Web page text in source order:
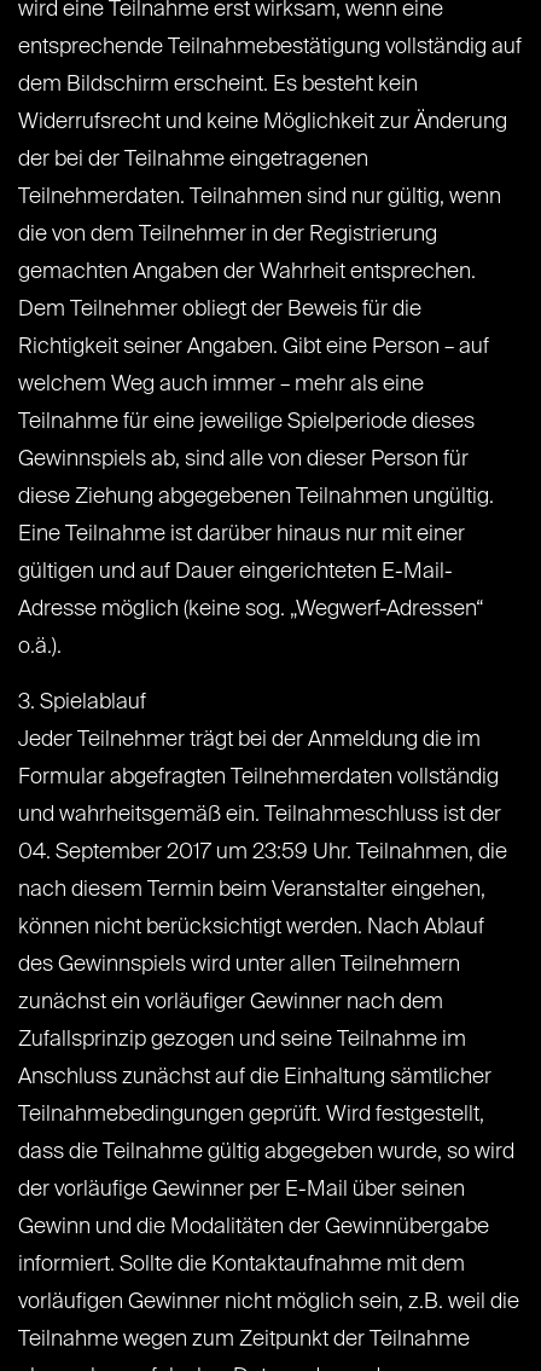
wird eine Teilnahme erst wirksam, wenn eine
entsprechende Teilnahmebestätigung vollständig auf
dem Bildschirm erscheint. Es besteht kein
Widerrufsrecht und keine Möglichkeit zur Änderung
der bei der Teilnahme eingetragenen
Teilnehmerdaten. Teilnahmen sind nur gültig, wenn
die von dem Teilnehmer in der Registrierung
gemachten Angaben der Wahrheit entsprechen.
Dem Teilnehmer obliegt der Beweis für die
Richtigkeit seiner Angaben. Gibt eine Person – auf
welchem Weg auch immer – mehr als eine
Teilnahme für eine jeweilige Spielperiode dieses
Gewinnspiels ab, sind alle von dieser Person für
diese Ziehung abgegebenen Teilnahmen ungültig.
Eine Teilnahme ist darüber hinaus nur mit einer
gültigen und auf Dauer eingerichteten E-Mail-
Adresse möglich (keine sog. „Wegwerf-Adressen“
o.ä.).
3. Spielablauf
Jeder Teilnehmer trägt bei der Anmeldung die im
Formular abgefragten Teilnehmerdaten vollständig
und wahrheitsgemäß ein. Teilnahmeschluss ist der
04. September 2017 um 23:59 Uhr. Teilnahmen, die
nach diesem Termin beim Veranstalter eingehen,
können nicht berücksichtigt werden. Nach Ablauf
des Gewinnspiels wird unter allen Teilnehmern
zunächst ein vorläufiger Gewinner nach dem
Zufallsprinzip gezogen und seine Teilnahme im
Anschluss zunächst auf die Einhaltung sämtlicher
Teilnahmebedingungen geprüft. Wird festgestellt,
dass die Teilnahme gültig abgegeben wurde, so wird
der vorläufige Gewinner per E-Mail über seinen
Gewinn und die Modalitäten der Gewinnübergabe
informiert. Sollte die Kontaktaufnahme mit dem
vorläufigen Gewinner nicht möglich sein, z.B. weil die
Teilnahme wegen zum Zeitpunkt der Teilnahme